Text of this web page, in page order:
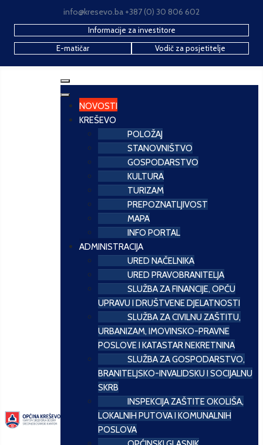
info@kresevo.ba +387 (0) 30 806 602
Informacije za investitore
E-matičar
Vodič za posjetitelje
NOVOSTI
KREŠEVO
POLOŽAJ
STANOVNIŠTVO
GOSPODARSTVO
KULTURA
TURIZAM
PREPOZNATLJIVOST
MAPA
INFO PORTAL
ADMINISTRACIJA
URED NAČELNIKA
URED PRAVOBRANITELJA
SLUŽBA ZA FINANCIJE, OPĆU
UPRAVU I DRUŠTVENE DJELATNOSTI
SLUŽBA ZA CIVILNU ZAŠTITU,
URBANIZAM, IMOVINSKO-PRAVNE
POSLOVE I KATASTAR NEKRETNINA
SLUŽBA ZA GOSPODARSTVO,
BRANITELJSKO-INVALIDSKU I SOCIJALNU
SKRB
INSPEKCIJA ZAŠTITE OKOLIŠA,
LOKALNIH PUTOVA I KOMUNALNIH
POSLOVA